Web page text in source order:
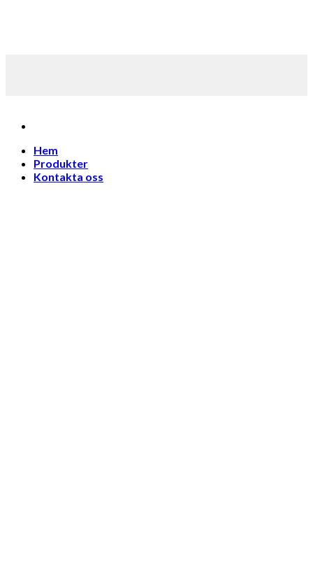
Hem
Produkter
Kontakta oss